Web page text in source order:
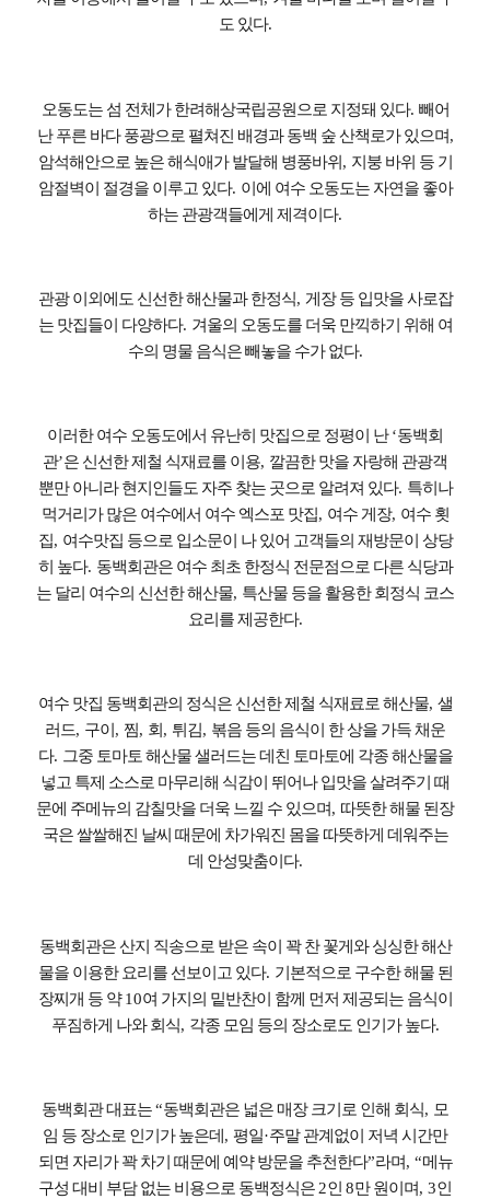
도 있다.
오동도는 섬 전체가 한려해상국립공원으로 지정돼 있다. 빼어
난 푸른 바다 풍광으로 펼쳐진 배경과 동백 숲 산책로가 있으며,
암석해안으로 높은 해식애가 발달해 병풍바위, 지붕 바위 등 기
암절벽이 절경을 이루고 있다. 이에 여수 오동도는 자연을 좋아
하는 관광객들에게 제격이다.
관광 이외에도 신선한 해산물과 한정식, 게장 등 입맛을 사로잡
는 맛집들이 다양하다. 겨울의 오동도를 더욱 만끽하기 위해 여
수의 명물 음식은 빼놓을 수가 없다.
이러한 여수 오동도에서 유난히 맛집으로 정평이 난‘동백회
관’은 신선한 제철 식재료를 이용, 깔끔한 맛을 자랑해 관광객
뿐만 아니라 현지인들도 자주 찾는 곳으로 알려져 있다. 특히나
먹거리가 많은 여수에서 여수 엑스포 맛집, 여수 게장, 여수 횟
집, 여수맛집 등으로 입소문이 나 있어 고객들의 재방문이 상당
히 높다. 동백회관은 여수 최초 한정식 전문점으로 다른 식당과
는 달리 여수의 신선한 해산물, 특산물 등을 활용한 회정식 코스
요리를 제공한다.
여수 맛집 동백회관의 정식은 신선한 제철 식재료로 해산물, 샐
러드, 구이 , 찜, 회 , 튀김, 볶음 등의 음식이 한 상을 가득 채운
다. 그중 토마토 해산물 샐러드는 데친 토마토에 각종 해산물을
넣고 특제 소스로 마무리해 식감이 뛰어나 입맛을 살려주기 때
문에 주메뉴의 감칠맛을 더욱 느낄 수 있으며, 따뜻한 해물 된장
국은 쌀쌀해진 날씨 때문에 차가워진 몸을 따뜻하게 데워주는
데 안성맞춤이다.
동백회관은 산지 직송으로 받은 속이 꽉 찬 꽃게와 싱싱한 해산
물을 이용한 요리를 선보이고 있다. 기본적으로 구수한 해물 된
장찌개 등 약10여 가지의 밑반찬이 함께 먼저 제공되는 음식이
푸짐하게 나와 회식, 각종 모임 등의 장소로도 인기가 높다.
동백회관 대표는“동백회관은 넓은 매장 크기로 인해 회식, 모
임 등 장소로 인기가 높은데 , 평일·주말 관계없이 저녁 시간만
되면 자리가 꽉 차기 때문에 예약 방문을 추천한다”라며, “메뉴
구성 대비 부담 없는 비용으로 동백정식은 2인 8만 원이며, 3인